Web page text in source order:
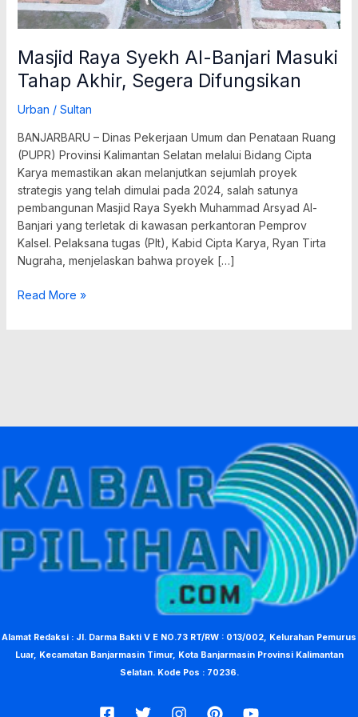
Masjid Raya Syekh Al-Banjari Masuki
Tahap Akhir, Segera Difungsikan
Urban / Sultan
BANJARBARU – Dinas Pekerjaan Umum dan Penataan Ruang
(PUPR) Provinsi Kalimantan Selatan melalui Bidang Cipta
Karya memastikan akan melanjutkan sejumlah proyek
strategis yang telah dimulai pada 2024, salah satunya
pembangunan Masjid Raya Syekh Muhammad Arsyad Al-
Banjari yang terletak di kawasan perkantoran Pemprov
Kalsel. Pelaksana tugas (Plt), Kabid Cipta Karya, Ryan Tirta
Nugraha, menjelaskan bahwa proyek […]
Difungsikan
Read More »
Alamat Redaksi : Jl. Darma Bakti V E NO.73 RT/RW : 013/002, Kelurahan Pemurus
Luar, Kecamatan Banjarmasin Timur, Kota Banjarmasin Provinsi Kalimantan
Selatan. Kode Pos : 70236.